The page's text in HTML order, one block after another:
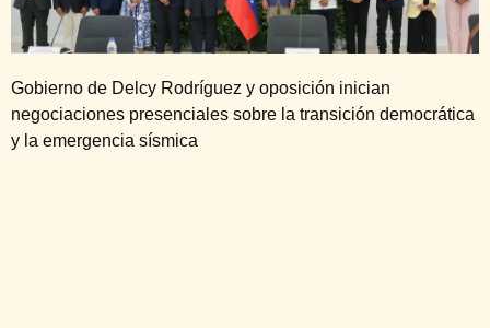
Gobierno de Delcy Rodríguez y oposición inician
negociaciones presenciales sobre la transición democrática
y la emergencia sísmica